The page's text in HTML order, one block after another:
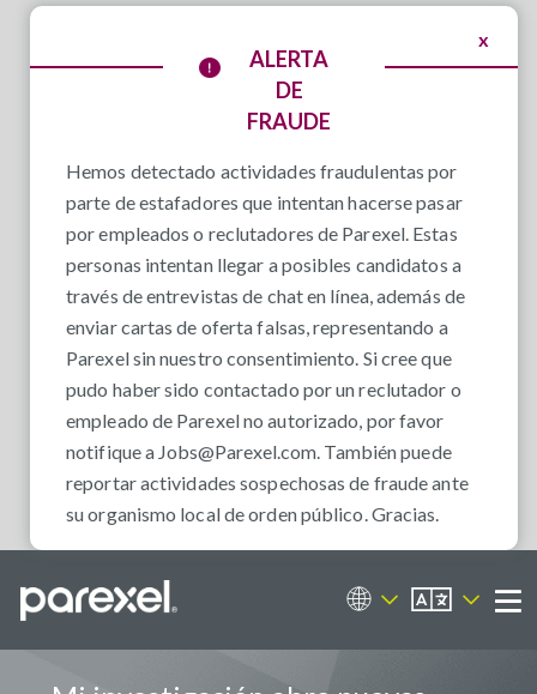
x
ALERTA
DE
FRAUDE
Hemos detectado actividades fraudulentas por
parte de estafadores que intentan hacerse pasar
por empleados o reclutadores de Parexel. Estas
personas intentan llegar a posibles candidatos a
través de entrevistas de chat en línea, además de
enviar cartas de oferta falsas, representando a
Parexel sin nuestro consentimiento. Si cree que
pudo haber sido contactado por un reclutador o
empleado de Parexel no autorizado, por favor
notifique a Jobs@Parexel.com. También puede
reportar actividades sospechosas de fraude ante
su organismo local de orden público. Gracias.
Portal de empleos
ES